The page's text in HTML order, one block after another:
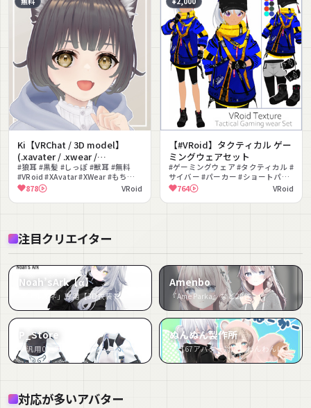
Ki【VRChat / 3D model】
(.xavater / .xwear /
.unitypackage / .vroid)
#狼耳 #黒髪 #しっぽ #獣耳 #無料
#VRoid #XAvatar #XWear #もちふ
ぃった～対応 #ストリート
878 VRoid
【#VRoid】タクティカル ゲー
ミングウェアセット
#ゲーミングウェア #タクティカル #
サイバー #パーカー #ショートパン
ツ #ブーツ #キャップ #カラフル #セ
ルルック #近未来
764 VRoid
注目クリエイター
Noah’sArk【α】 Amenbo
『Ame Parka』など28件
P_Store
『汎用01_アレンジにゃんこ』など18件
ぬんぬん製作所
『【67アバター対応】わんわんぱーかー』など16件
対応が多いアバター